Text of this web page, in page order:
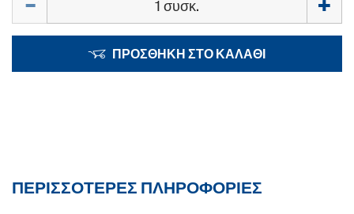
ΠΡΟΣΘΉΚΗ ΣΤΟ ΚΑΛΆΘΙ
ΠΕΡΙΣΣΌΤΕΡΕΣ ΠΛΗΡΟΦΟΡΊΕΣ